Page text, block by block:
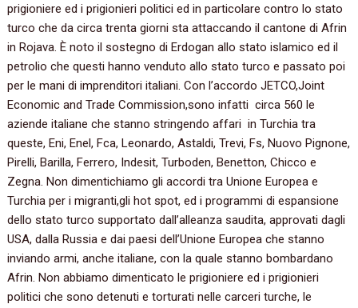
prigioniere ed i prigionieri politici ed in particolare contro lo stato
turco che da circa trenta giorni sta attaccando il cantone di Afrin
in Rojava. È noto il sostegno di Erdogan allo stato islamico ed il
petrolio che questi hanno venduto allo stato turco e passato poi
per le mani di imprenditori italiani. Con l’accordo JETCO,Joint
Economic and Trade Commission,sono infatti circa 560 le
aziende italiane che stanno stringendo affari in Turchia tra
queste, Eni, Enel, Fca, Leonardo, Astaldi, Trevi, Fs, Nuovo Pignone,
Pirelli, Barilla, Ferrero, Indesit, Turboden, Benetton, Chicco e
Zegna. Non dimentichiamo gli accordi tra Unione Europea e
Turchia per i migranti,gli hot spot, ed i programmi di espansione
dello stato turco supportato dall’alleanza saudita, approvati dagli
USA, dalla Russia e dai paesi dell’Unione Europea che stanno
inviando armi, anche italiane, con la quale stanno bombardano
Afrin. Non abbiamo dimenticato le prigioniere ed i prigionieri
politici che sono detenuti e torturati nelle carceri turche, le